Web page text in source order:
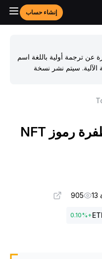
إنشاء حساب
ترجمة أولية باللغة اسم
سيتم نشر نسخة
ما هي Art Blocks: طفرة رموز NFT
905
0.10%